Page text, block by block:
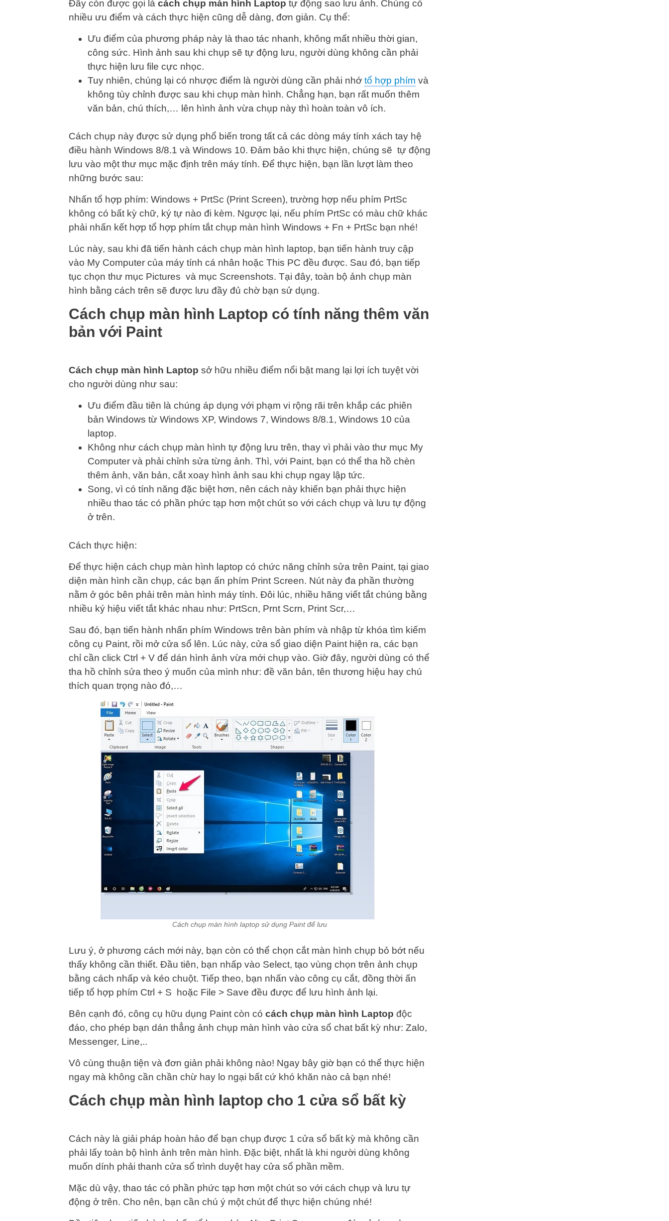
Đây còn được gọi là cách chụp màn hình Laptop tự động sao lưu ảnh. Chúng có
nhiều ưu điểm và cách thực hiện cũng dễ dàng, đơn giản. Cụ thể:
Ưu điểm của phương pháp này là thao tác nhanh, không mất nhiều thời gian,
công sức. Hình ảnh sau khi chụp sẽ tự động lưu, người dùng không cần phải
thực hiện lưu file cực nhọc.
Tuy nhiên, chúng lại có nhược điểm là người dùng cần phải nhớ tổ hợp phím và
không tùy chỉnh được sau khi chụp màn hình. Chẳng hạn, bạn rất muốn thêm
văn bản, chú thích,… lên hình ảnh vừa chụp này thì hoàn toàn vô ích.
Cách chụp này được sử dụng phổ biến trong tất cả các dòng máy tính xách tay hệ
điều hành Windows 8/8.1 và Windows 10. Đảm bảo khi thực hiện, chúng sẽ tự động
lưu vào một thư mục mặc định trên máy tính. Để thực hiện, bạn lần lượt làm theo
những bước sau:
Nhấn tổ hợp phím: Windows + PrtSc (Print Screen), trường hợp nếu phím PrtSc
không có bất kỳ chữ, ký tự nào đi kèm. Ngược lại, nếu phím PrtSc có màu chữ khác
phải nhấn kết hợp tổ hợp phím tắt chụp màn hình Windows + Fn + PrtSc bạn nhé!
Lúc này, sau khi đã tiến hành cách chụp màn hình laptop, bạn tiến hành truy cập
vào My Computer của máy tính cá nhân hoặc This PC đều được. Sau đó, bạn tiếp
tục chọn thư mục Pictures và mục Screenshots. Tại đây, toàn bộ ảnh chụp màn
hình bằng cách trên sẽ được lưu đầy đủ chờ bạn sử dụng.
Cách chụp màn hình Laptop có tính năng thêm văn
bản với Paint
Cách chụp màn hình Laptop sở hữu nhiều điểm nổi bật mang lại lợi ích tuyệt vời
cho người dùng như sau:
Ưu điểm đầu tiên là chúng áp dụng với phạm vi rộng rãi trên khắp các phiên
bản Windows từ Windows XP, Windows 7, Windows 8/8.1, Windows 10 của
laptop.
Không như cách chụp màn hình tự động lưu trên, thay vì phải vào thư mục My
Computer và phải chỉnh sửa từng ảnh. Thì, với Paint, bạn có thể tha hồ chèn
thêm ảnh, văn bản, cắt xoay hình ảnh sau khi chụp ngay lập tức.
Song, vì có tính năng đặc biệt hơn, nên cách này khiến bạn phải thực hiện
nhiều thao tác có phần phức tạp hơn một chút so với cách chụp và lưu tự động
ở trên.
Cách thực hiện:
Để thực hiện cách chụp màn hình laptop có chức năng chỉnh sửa trên Paint, tại giao
diện màn hình cần chụp, các bạn ấn phím Print Screen. Nút này đa phần thường
nằm ở góc bên phải trên màn hình máy tính. Đôi lúc, nhiều hãng viết tắt chúng bằng
nhiều ký hiệu viết tắt khác nhau như: PrtScn, Prnt Scrn, Print Scr,…
Sau đó, bạn tiến hành nhấn phím Windows trên bàn phím và nhập từ khóa tìm kiếm
công cụ Paint, rồi mở cửa sổ lên. Lúc này, cửa sổ giao diện Paint hiện ra, các bạn
chỉ cần click Ctrl + V để dán hình ảnh vừa mới chụp vào. Giờ đây, người dùng có thể
tha hồ chỉnh sửa theo ý muốn của mình như: đề văn bản, tên thương hiệu hay chú
thích quan trọng nào đó,…
Cách chụp màn hình laptop sử dụng Paint để lưu
Lưu ý, ở phương cách mới này, bạn còn có thể chọn cắt màn hình chụp bỏ bớt nếu
thấy không cần thiết. Đầu tiên, bạn nhấp vào Select, tạo vùng chọn trên ảnh chụp
bằng cách nhấp và kéo chuột. Tiếp theo, bạn nhấn vào công cụ cắt, đồng thời ấn
tiếp tổ hợp phím Ctrl + S hoặc File > Save đều được để lưu hình ảnh lại.
Bên cạnh đó, công cụ hữu dụng Paint còn có cách chụp màn hình Laptop độc
đáo, cho phép bạn dán thẳng ảnh chụp màn hình vào cửa sổ chat bất kỳ như: Zalo,
Messenger, Line,..
Vô cùng thuận tiện và đơn giản phải không nào! Ngay bây giờ bạn có thể thực hiện
ngay mà không cần chần chừ hay lo ngại bất cứ khó khăn nào cả bạn nhé!
Cách chụp màn hình laptop cho 1 cửa sổ bất kỳ
Cách này là giải pháp hoàn hảo để bạn chụp được 1 cửa sổ bất kỳ mà không cần
phải lấy toàn bộ hình ảnh trên màn hình. Đặc biệt, nhất là khi người dùng không
muốn dính phải thanh cửa sổ trình duyệt hay cửa sổ phần mềm.
Mặc dù vậy, thao tác có phần phức tạp hơn một chút so với cách chụp và lưu tự
động ở trên. Cho nên, bạn cần chú ý một chút để thực hiện chúng nhé!